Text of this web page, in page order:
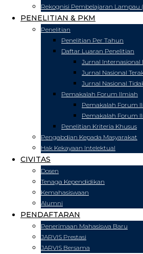
Rekognisi Pembelajaran Lampau
PENELITIAN & PKM
Penelitian
Penelitian Per Tahun
Daftar Luaran Penelitian
Jurnal Internasional
Jurnal Nasional
Jurnal Nasional
Pemakalah Forum Ilmiah
Pemakalah Forum
Pemakalah Forum
Penelitian Kriteria Khusus
Pengabdian Kepada Masyarakat
Hak Kekayaan Intelektual
CIVITAS
Dosen
Tenaga Kependidikan
Kemahasiswaan
Alumni
PENDAFTARAN
Penerimaan Mahasiswa Baru
JARVIS Prestasi
JARVIS Bersama